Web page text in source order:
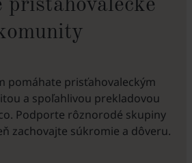
prisťahovalecké
pomáhate prisťahovaleckým
a spoľahlivou prekladovou
Podporte rôznorodé skupiny
zachovajte súkromie a dôveru.